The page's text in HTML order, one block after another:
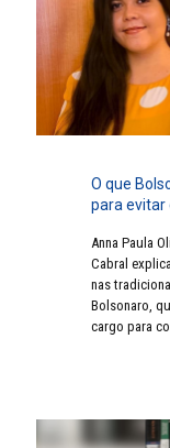
O que
para evitar
Anna Paula
Cabral
nas
Bolsonaro,
cargo para